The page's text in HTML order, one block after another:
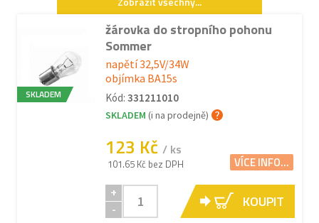
SKLADEM
žárovka do stropního pohonu
Sommer
napětí 32,5V/34W
objímka BA15s
Kód: 331211010
SKLADEM (i na prodejně)
123 Kč / ks
101.65 Kč bez DPH VÍCE INFO...
+
-
KOUPIT